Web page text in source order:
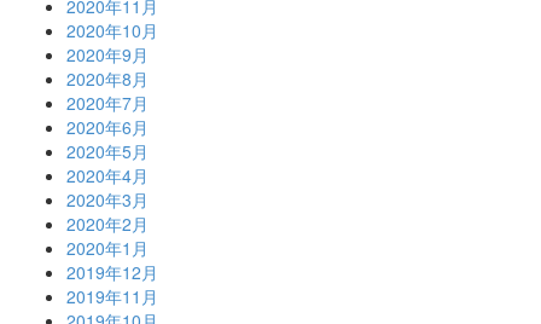
2020年11月
2020年10月
2020年9月
2020年8月
2020年7月
2020年6月
2020年5月
2020年4月
2020年3月
2020年2月
2020年1月
2019年12月
2019年11月